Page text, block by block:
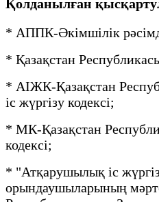
Қолданылған
* АППК-Әкімшілік
* Қазақстан
* АІЖК-Қазақстан
іс жүргізу кодексі;
* МК-Қазақстан
кодексі;
* "Атқарушылық іс
орындаушыларының